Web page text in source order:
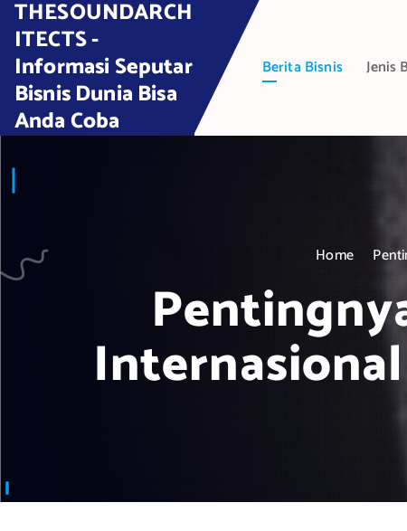
t
THESOUNDARCH
ITECTS -
Informasi Seputar
Bisnis Dunia Bisa
Anda Coba
Berita Bisnis Jenis
Home